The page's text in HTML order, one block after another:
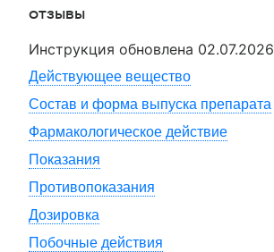
отзывы
Инструкция обновлена 02.07.2026
Действующее вещество
Состав и форма выпуска препарата
Фармакологическое действие
Показания
Противопоказания
Дозировка
Побочные действия